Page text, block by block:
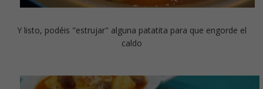
Y listo, podéis "estrujar" alguna patatita para que engorde el
caldo